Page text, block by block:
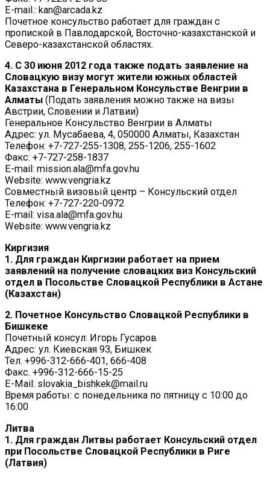
E-mail.: kan@arcada.kz
Почетное консульство работает для граждан с
пропиской в Павлодарской, Восточно-казахстанской и
Северо-казахстанской областях.
4. С 30 июня 2012 года также подать заявление на
Словацкую визу могут жители южных областей
Казахстана в Генеральном Консульстве Венгрии в
Алматы (Подать заявления можно также на визы
Австрии, Словении и Латвии)
Генеральное Консульство Венгрии в Алматы
Адрес: ул. Мусабаева, 4, 050000 Алматы, Казахстан
Телефон: +7-727-255-1308, 255-1206, 255-1602
Факс: +7-727-258-1837
E-mail: mission.ala@mfa.gov.hu
Website: www.vengria.kz
Совместный визовый центр – Консульский отдел
Телефон: +7-727-220-0972
E-mail: visa.ala@mfa.gov.hu
Website: www.vengria.kz
Киргизия
1. Для граждан Киргизии работает на прием
заявлений на получение словацких виз Консульский
отдел в Посольстве Словацкой Республики в Астане
(Казахстан)
2. Почетное Консульство Словацкой Республики в
Бишкеке
Почетный консул: Игорь Гусаров
Адрес: ул. Киевская 93, Бишкек
Тел. +996-312-666-401, 666-408
Факс. +996-312-666-15-25
E-Mail: slovakia_bishkek@mail.ru
Время работы: с понедельника по пятницу с 10:00 до
16:00
Литва
1. Для граждан Литвы работает Консульский отдел
при Посольстве Словацкой Республики в Риге
(Латвия)